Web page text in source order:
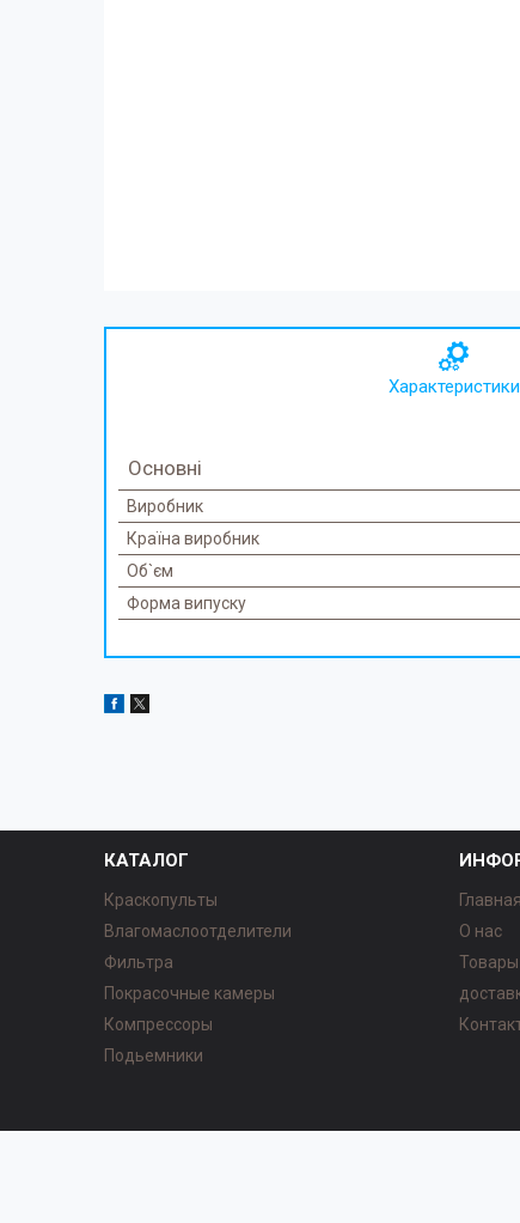
Характеристики
Основні
Виробник
Країна виробник
Об`єм
Форма випуску
КАТАЛОГ
Краскопульты
Влагомаслоотделители
Фильтра
Покрасочные камеры
Компрессоры
Подьемники
Главная
О нас
Товары